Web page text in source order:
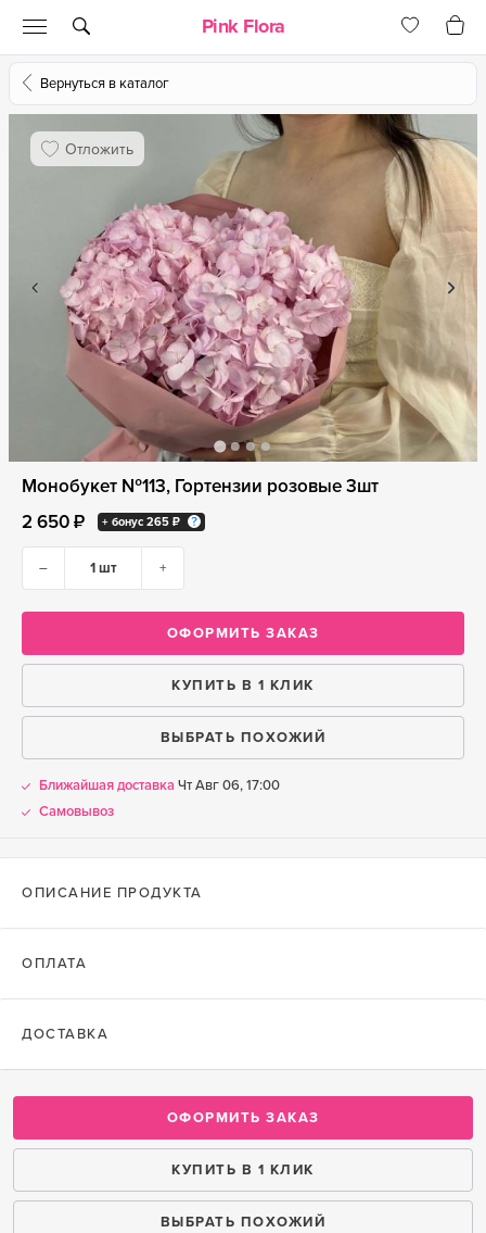
Pink Flora
Вернуться в каталог
Отложить
Монобукет №113, Гортензии розовые 3шт
2 650 ₽
+ бонус 265 ₽
– +
ОФОРМИТЬ ЗАКАЗ
КУПИТЬ В 1 КЛИК
ВЫБРАТЬ ПОХОЖИЙ
Ближайшая доставка Чт Авг 06, 17:00
Самовывоз
ОПИСАНИЕ ПРОДУКТА
ОПЛАТА
ДОСТАВКА
ОФОРМИТЬ ЗАКАЗ
КУПИТЬ В 1 КЛИК
ВЫБРАТЬ ПОХОЖИЙ